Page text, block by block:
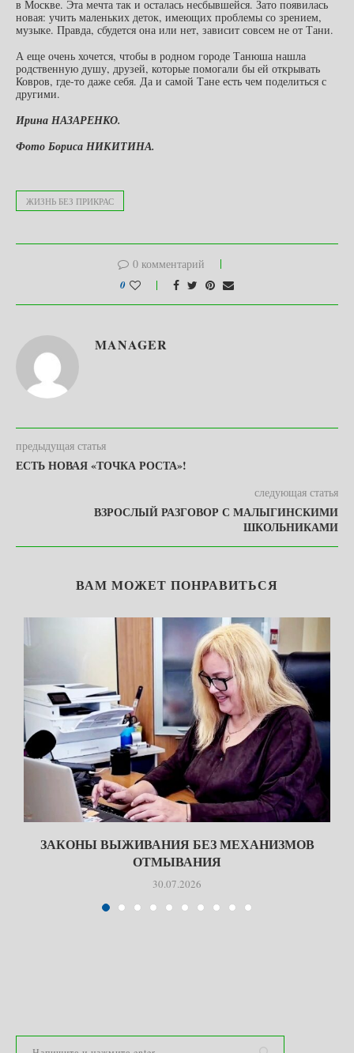
в Москве. Эта мечта так и осталась несбывшейся. Зато появилась
новая: учить маленьких деток, имеющих проблемы со зрением,
музыке. Правда, сбудется она или нет, зависит совсем не от Тани.
А еще очень хочется, чтобы в родном городе Танюша нашла
родственную душу, друзей, которые помогали бы ей открывать
Ковров, где-то даже себя. Да и самой Тане есть чем поделиться с
другими.
Ирина НАЗАРЕНКО.
Фото Бориса НИКИТИНА.
ЖИЗНЬ БЕЗ ПРИКРАС
0 комментарий
0
MANAGER
предыдущая статья
ЕСТЬ НОВАЯ «ТОЧКА РОСТА»!
следующая статья
ВЗРОСЛЫЙ РАЗГОВОР С МАЛЫГИНСКИМИ
ШКОЛЬНИКАМИ
ВАМ МОЖЕТ ПОНРАВИТЬСЯ
ЗАКОНЫ ВЫЖИВАНИЯ БЕЗ МЕХАНИЗМОВ
ОТМЫВАНИЯ
30.07.2026